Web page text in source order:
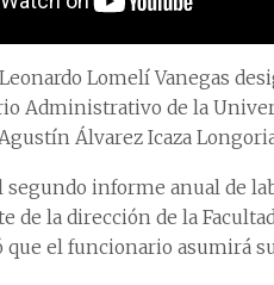
Lomelí Vanegas
Administrativo de la
Álvarez Icaza
informe anual de
de la dirección de la
que el funcionario asumirá